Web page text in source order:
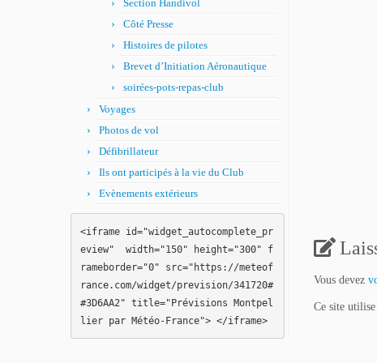
Section Handivol
Côté Presse
Histoires de pilotes
Brevet d’Initiation Aéronautique
soirées-pots-repas-club
Voyages
Photos de vol
Défibrillateur
Ils ont participés à la vie du Club
Evènements extérieurs
<iframe id="widget_autocomplete_pr
eview"  width="150" height="300" f
rameborder="0" src="https://meteof
rance.com/widget/prevision/341720#
#3D6AA2" title="Prévisions Montpel
lier par Météo-France"> </iframe>
Vous devez
Ce site